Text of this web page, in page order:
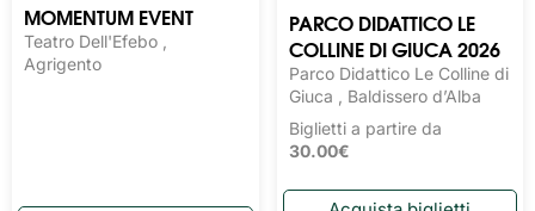
MOMENTUM EVENT
Teatro Dell'Efebo ,
Agrigento
PARCO DIDATTICO LE
COLLINE DI GIUCA 2026
Parco Didattico Le Colline di
Giuca , Baldissero d’Alba
Biglietti a partire da
30.00€